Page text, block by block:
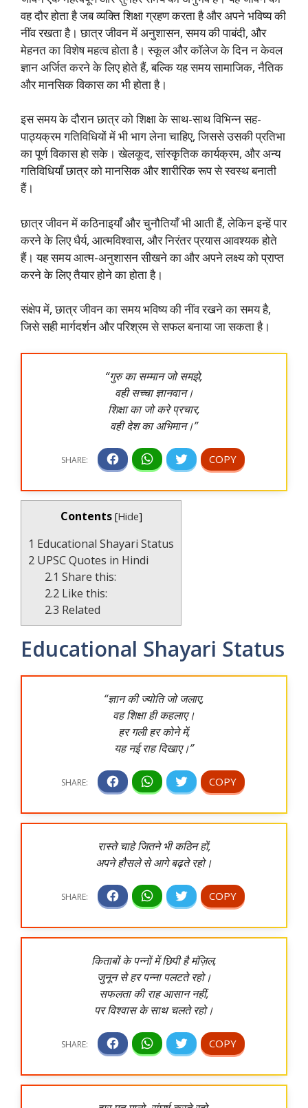
वह दौर होता है जब व्यक्ति शिक्षा ग्रहण करता है और अपने भविष्य की
नींव रखता है। छात्र जीवन में अनुशासन, समय की पाबंदी, और
मेहनत का विशेष महत्व होता है। स्कूल और कॉलेज के दिन न केवल
ज्ञान अर्जित करने के लिए होते हैं, बल्कि यह समय सामाजिक, नैतिक
और मानसिक विकास का भी होता है।
इस समय के दौरान छात्र को शिक्षा के साथ-साथ विभिन्न सह-
पाठ्यक्रम गतिविधियों में भी भाग लेना चाहिए, जिससे उसकी प्रतिभा
का पूर्ण विकास हो सके। खेलकूद, सांस्कृतिक कार्यक्रम, और अन्य
गतिविधियाँ छात्र को मानसिक और शारीरिक रूप से स्वस्थ बनाती
हैं।
छात्र जीवन में कठिनाइयाँ और चुनौतियाँ भी आती हैं, लेकिन इन्हें पार
करने के लिए धैर्य, आत्मविश्वास, और निरंतर प्रयास आवश्यक होते
हैं। यह समय आत्म-अनुशासन सीखने का और अपने लक्ष्य को प्राप्त
करने के लिए तैयार होने का होता है।
संक्षेप में, छात्र जीवन का समय भविष्य की नींव रखने का समय है,
जिसे सही मार्गदर्शन और परिश्रम से सफल बनाया जा सकता है।
“गुरु का सम्मान जो समझे,
वही सच्चा ज्ञानवान।
शिक्षा का जो करे प्रचार,
वही देश का अभिमान।”
Contents [Hide]
1 Educational Shayari Status
2 UPSC Quotes in Hindi
2.1 Share this:
2.2 Like this:
2.3 Related
Educational Shayari Status
“ज्ञान की ज्योति जो जलाए,
वह शिक्षा ही कहलाए।
हर गली हर कोने में,
यह नई राह दिखाए।”
रास्ते चाहे जितने भी कठिन हों,
अपने हौसले से आगे बढ़ते रहो।
किताबों के पन्नों में छिपी है मंज़िल,
जुनून से हर पन्ना पलटते रहो।
सफलता की राह आसान नहीं,
पर विश्वास के साथ चलते रहो।